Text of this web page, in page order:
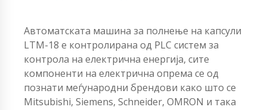
Автоматската машина за полнење на капсули
LTM-18 е контролирана од PLC систем за
контрола на електрична енергија, сите
компоненти на електрична опрема се од
познати меѓународни брендови како што се
Mitsubishi, Siemens, Schneider, OMRON и така